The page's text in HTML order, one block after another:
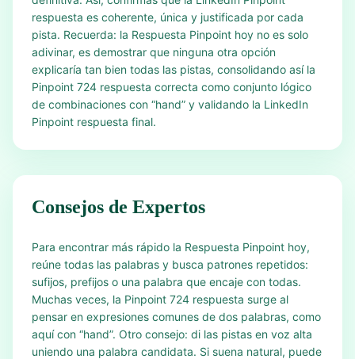
respuesta es coherente, única y justificada por cada
pista. Recuerda: la Respuesta Pinpoint hoy no es solo
adivinar, es demostrar que ninguna otra opción
explicaría tan bien todas las pistas, consolidando así la
Pinpoint 724 respuesta correcta como conjunto lógico
de combinaciones con “hand” y validando la LinkedIn
Pinpoint respuesta final.
Consejos de Expertos
Para encontrar más rápido la Respuesta Pinpoint hoy,
reúne todas las palabras y busca patrones repetidos:
sufijos, prefijos o una palabra que encaje con todas.
Muchas veces, la Pinpoint 724 respuesta surge al
pensar en expresiones comunes de dos palabras, como
aquí con “hand”. Otro consejo: di las pistas en voz alta
uniendo una palabra candidata. Si suena natural, puede